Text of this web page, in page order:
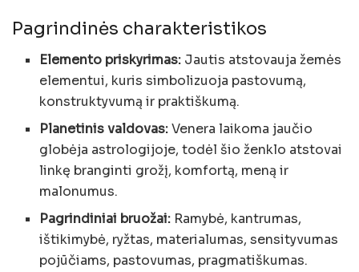
Pagrindinės charakteristikos
Elemento priskyrimas: Jautis atstovauja žemės
elementui, kuris simbolizuoja pastovumą,
konstruktyvumą ir praktiškumą.
Planetinis valdovas:Venera laikoma jaučio
globėja astrologijoje, todėl šio ženklo atstovai
linkę branginti grožį, komfortą, meną ir
malonumus.
Pagrindiniai bruožai: Ramybė, kantrumas,
ištikimybė, ryžtas, materialumas, sensityvumas
pojūčiams, pastovumas, pragmatiškumas.